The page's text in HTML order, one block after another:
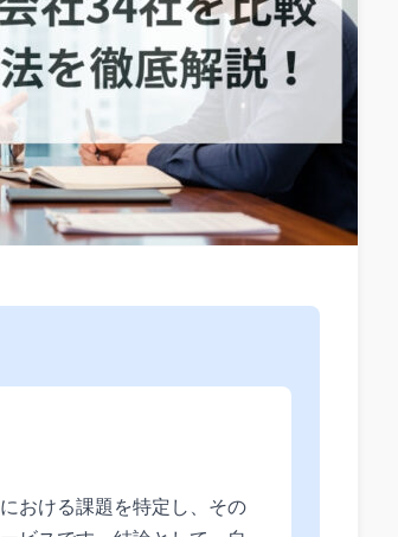
おける課題を特定し、その